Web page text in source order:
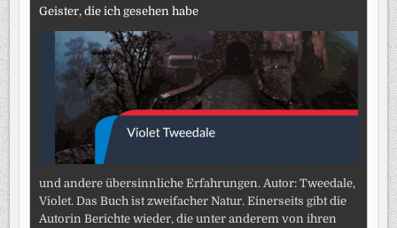
Geister, die ich gesehen habe
und andere übersinnliche Erfahrungen. Autor: Tweedale,
Violet. Das Buch ist zweifacher Natur. Einerseits gibt die
Autorin Berichte wieder, die unter anderem von ihren